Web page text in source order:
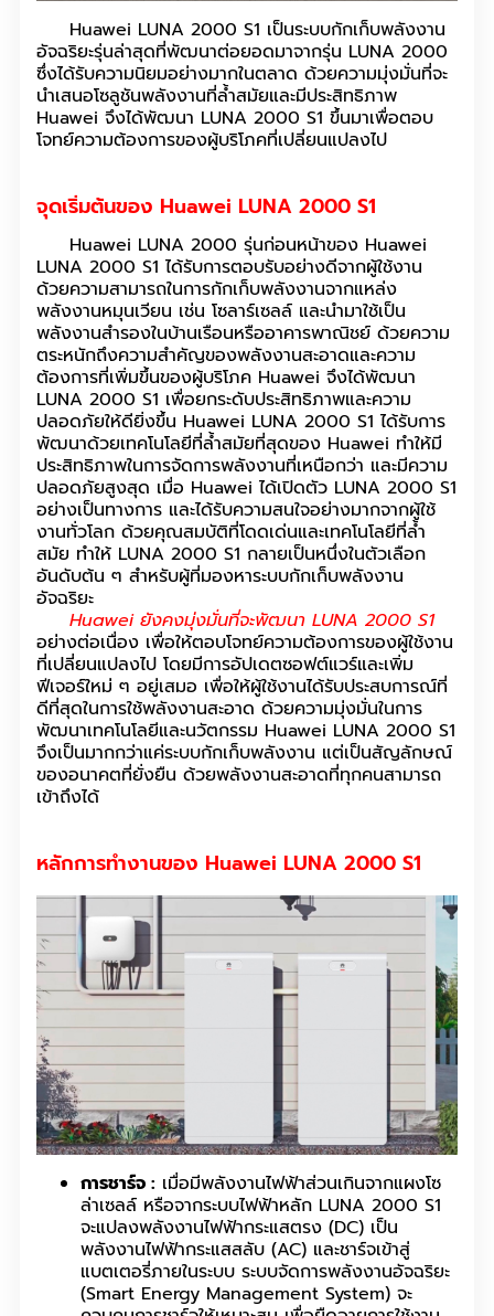
Huawei LUNA 2000 S1 เป็นระบบกักเก็บพลังงาน
อัจฉริยะรุ่นล่าสุดที่พัฒนาต่อยอดมาจากรุ่น LUNA 2000
ซึ่งได้รับความนิยมอย่างมากในตลาด ด้วยความมุ่งมั่นที่จะ
นำเสนอโซลูชันพลังงานที่ล้ำสมัยและมีประสิทธิภาพ
Huawei จึงได้พัฒนา LUNA 2000 S1 ขึ้นมาเพื่อตอบ
โจทย์ความต้องการของผู้บริโภคที่เปลี่ยนแปลงไป
จุดเริ่มต้นของ Huawei LUNA 2000 S1
Huawei LUNA 2000 รุ่นก่อนหน้าของ Huawei
LUNA 2000 S1 ได้รับการตอบรับอย่างดีจากผู้ใช้งาน
ด้วยความสามารถในการกักเก็บพลังงานจากแหล่ง
พลังงานหมุนเวียน เช่น โซลาร์เซลล์ และนำมาใช้เป็น
พลังงานสำรองในบ้านเรือนหรืออาคารพาณิชย์ ด้วยความ
ตระหนักถึงความสำคัญของพลังงานสะอาดและความ
ต้องการที่เพิ่มขึ้นของผู้บริโภค Huawei จึงได้พัฒนา
LUNA 2000 S1 เพื่อยกระดับประสิทธิภาพและความ
ปลอดภัยให้ดียิ่งขึ้น Huawei LUNA 2000 S1 ได้รับการ
พัฒนาด้วยเทคโนโลยีที่ล้ำสมัยที่สุดของ Huawei ทำให้มี
ประสิทธิภาพในการจัดการพลังงานที่เหนือกว่า และมีความ
ปลอดภัยสูงสุด เมื่อ Huawei ได้เปิดตัว LUNA 2000 S1
อย่างเป็นทางการ และได้รับความสนใจอย่างมากจากผู้ใช้
งานทั่วโลก ด้วยคุณสมบัติที่โดดเด่นและเทคโนโลยีที่ล้ำ
สมัย ทำให้ LUNA 2000 S1 กลายเป็นหนึ่งในตัวเลือก
อันดับต้น ๆ สำหรับผู้ที่มองหาระบบกักเก็บพลังงาน
อัจฉริยะ
Huawei ยังคงมุ่งมั่นที่จะพัฒนา LUNA 2000 S1
อย่างต่อเนื่อง เพื่อให้ตอบโจทย์ความต้องการของผู้ใช้งาน
ที่เปลี่ยนแปลงไป โดยมีการอัปเดตซอฟต์แวร์และเพิ่ม
ฟีเจอร์ใหม่ ๆ อยู่เสมอ เพื่อให้ผู้ใช้งานได้รับประสบการณ์ที่
ดีที่สุดในการใช้พลังงานสะอาด ด้วยความมุ่งมั่นในการ
พัฒนาเทคโนโลยีและนวัตกรรม Huawei LUNA 2000 S1
จึงเป็นมากกว่าแค่ระบบกักเก็บพลังงาน แต่เป็นสัญลักษณ์
ของอนาคตที่ยั่งยืน ด้วยพลังงานสะอาดที่ทุกคนสามารถ
เข้าถึงได้
หลักการทำงานของ Huawei LUNA 2000 S1
การชาร์จ : เมื่อมีพลังงานไฟฟ้าส่วนเกินจากแผงโซ
ล่าเซลล์ หรือจากระบบไฟฟ้าหลัก LUNA 2000 S1
จะแปลงพลังงานไฟฟ้ากระแสตรง (DC) เป็น
พลังงานไฟฟ้ากระแสสลับ (AC) และชาร์จเข้าสู่
แบตเตอรี่ภายในระบบ ระบบจัดการพลังงานอัจฉริยะ
(Smart Energy Management System) จะ